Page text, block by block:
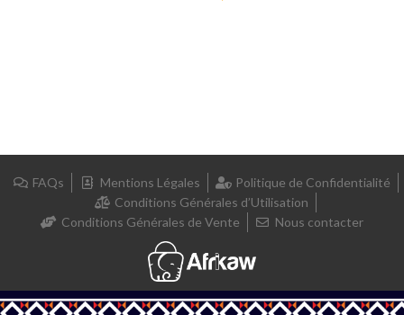
FAQs Mentions Légales
Politique de Confidentialité
Conditions Générales d’Utilisation
Conditions Générales de Vente
Nous contacter